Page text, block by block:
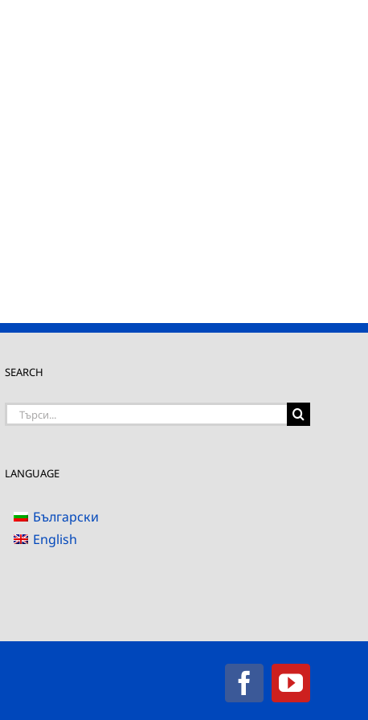
SEARCH
Търсене
LANGUAGE
Български
English
Facebook